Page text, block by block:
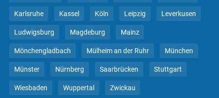
Karlsruhe Kassel Köln Leipzig Leverkusen
Ludwigsburg Magdeburg Mainz
Mönchengladbach Mülheim an der Ruhr München
Münster Nürnberg Saarbrücken Stuttgart
Wiesbaden Wuppertal Zwickau